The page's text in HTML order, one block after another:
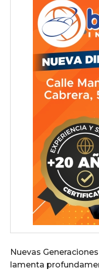
Nuevas
lamenta